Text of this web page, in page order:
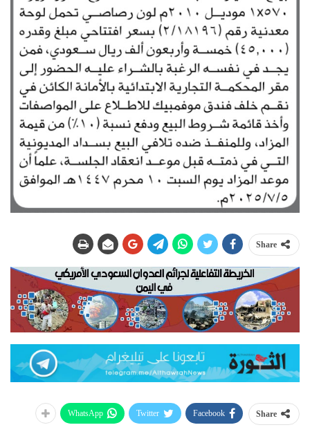
Share
Share
Facebook
Twitter
WhatsApp